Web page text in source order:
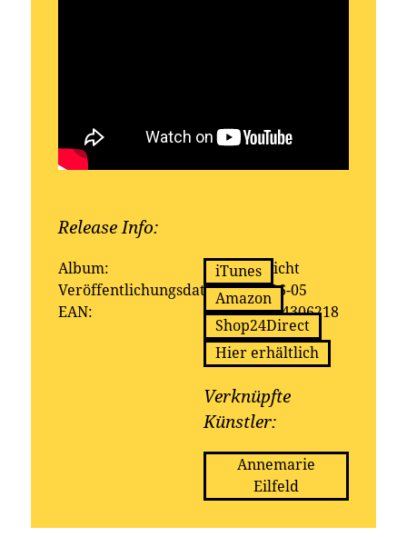
Release Info:
Album:
Neonlicht
Veröffentlichungsdatum:2015-06-05
EAN:
4053804306218
iTunes
Amazon
Shop24Direct
Hier erhältlich
Verknüpfte
Künstler:
Annemarie
Eilfeld